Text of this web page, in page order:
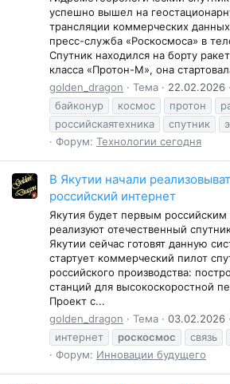
успешно вышел на
трансляции коммерческих
пресс-служба «Роскосмоса» в
Спутник находился на борту
класса «Протон-М», она
golden_dragon
Тема 22.02.2026
байконур
космос протон
российскаятехника
спутник
Форум: Технологии сегодня
В Якутии начали
российский интернет
Якутия будет первым российским
реализуют отечественный
Якутии сейчас готовят данную
стартует коммерческий пилот
российского производства:
станций для высокоскоростной
Проект с...
golden_dragon
Тема 03.02.2026
интернет
роскосмос связь
Форум: Инновации будущего